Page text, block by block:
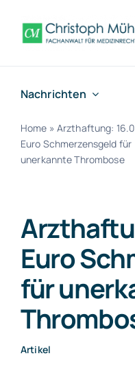
Inhalt
springen
Nachrichten
Home » Arzthaftung:
Euro Schmerzensgeld für
unerkannte Thrombose
Euro
für
Artikel